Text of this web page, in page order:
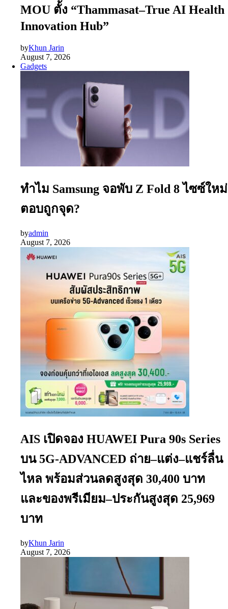
MOU ตั้ง “Thammasat–True AI Health
Innovation Hub”
byKhun Jarin
August 7, 2026
Gadgets
ทำไม Samsung จอพับ Z Fold 8 ไซซ์ใหม่
ตอบถูกจุด?
byadmin
August 7, 2026
AIS เปิดจอง HUAWEI Pura 90s Series
บน 5G-ADVANCED ถ่าย–แต่ง–แชร์ลื่น
ไหล พร้อมส่วนลดสูงสุด 30,400 บาท
และของพรีเมียม–ประกันสูงสุด 25,969
บาท
byKhun Jarin
August 7, 2026